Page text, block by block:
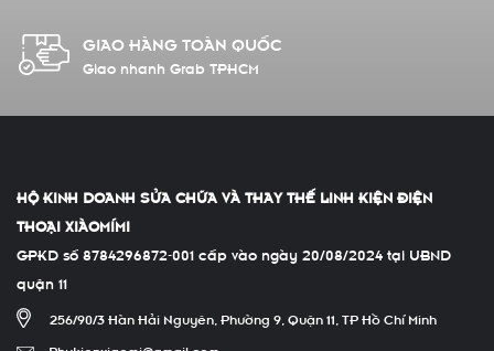
HỖ TRỢ SHIPCOD
Thanh toán khi nhận hàng
HỘ KINH DOANH SỬA CHỮA VÀ THAY THẾ LINH KIỆN ĐIỆN
THOẠI XIÀOMÍMI
GPKD số 8784296872-001 cấp vào ngày 20/08/2024 tại UBND
quận 11
256/90/3 Hàn Hải Nguyên, Phường 9, Quận 11, TP Hồ Chí Minh